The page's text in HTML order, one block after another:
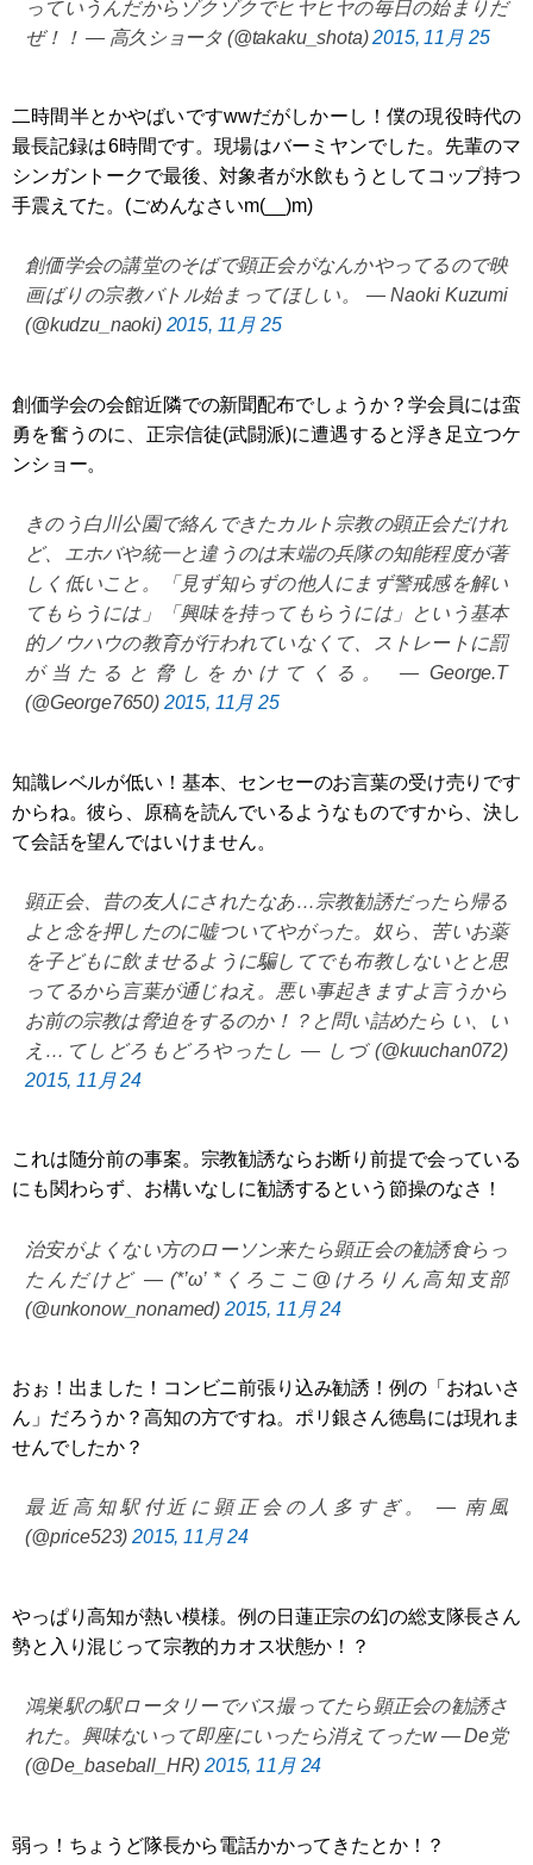
っていうんだからゾクゾクでヒヤヒヤの毎日の始まりだ
ぜ！！ — 高久ショータ (@takaku_shota)2015, 11月 25
二時間半とかやばいですwwだがしかーし！僕の現役時代の
最長記録は6時間です。現場はバーミヤンでした。先輩のマ
シンガントークで最後、対象者が水飲もうとしてコップ持つ
手震えてた。(ごめんなさいm(__)m)
創価学会の講堂のそばで顕正会がなんかやってるので映
画ばりの宗教バトル始まってほしい。 — Naoki Kuzumi
(@kudzu_naoki) 2015, 11月 25
創価学会の会館近隣での新聞配布でしょうか？学会員には蛮
勇を奮うのに、正宗信徒(武闘派)に遭遇すると浮き足立つケ
ンショー。
きのう白川公園で絡んできたカルト宗教の顕正会だけれ
ど、エホバや統一と違うのは末端の兵隊の知能程度が著
しく低いこと。「見ず知らずの他人にまず警戒感を解い
てもらうには」「興味を持ってもらうには」という基本
的ノウハウの教育が行われていなくて、ストレートに罰
が当たると脅しをかけてくる。 — George.T
(@George7650) 2015, 11月 25
知識レベルが低い！基本、センセーのお言葉の受け売りです
からね。彼ら、原稿を読んでいるようなものですから、決し
て会話を望んではいけません。
顕正会、昔の友人にされたなあ…宗教勧誘だったら帰る
よと念を押したのに嘘ついてやがった。奴ら、苦いお薬
を子どもに飲ませるように騙してでも布教しないとと思
ってるから言葉が通じねえ。悪い事起きますよ言うから
お前の宗教は脅迫をするのか！？と問い詰めたら い、い
え…てしどろもどろやったし — しづ (@kuuchan072)
2015, 11月 24
これは随分前の事案。宗教勧誘ならお断り前提で会っている
にも関わらず、お構いなしに勧誘するという節操のなさ！
治安がよくない方のローソン来たら顕正会の勧誘食らっ
たんだけど — (*’ω’ *くろここ@けろりん高知支部
(@unkonow_nonamed) 2015, 11月 24
おぉ！出ました！コンビニ前張り込み勧誘！例の「おねいさ
ん」だろうか？高知の方ですね。ポリ銀さん徳島には現れま
せんでしたか？
最近高知駅付近に顕正会の人多すぎ。 — 南風
(@price523)2015, 11月 24
やっぱり高知が熱い模様。例の日蓮正宗の幻の総支隊長さん
勢と入り混じって宗教的カオス状態か！？
鴻巣駅の駅ロータリーでバス撮ってたら顕正会の勧誘さ
れた。興味ないって即座にいったら消えてったw — De党
(@De_baseball_HR)2015, 11月 24
弱っ！ちょうど隊長から電話かかってきたとか！？